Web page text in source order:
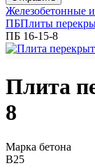
Железобетонные
ПБПлиты
ПБ 16-15-8
Плита
8
Марка бетона
B25